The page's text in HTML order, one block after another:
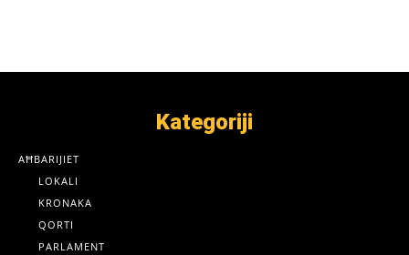
Kategoriji
AĦBARIJIET
LOKALI
KRONAKA
QORTI
PARLAMENT